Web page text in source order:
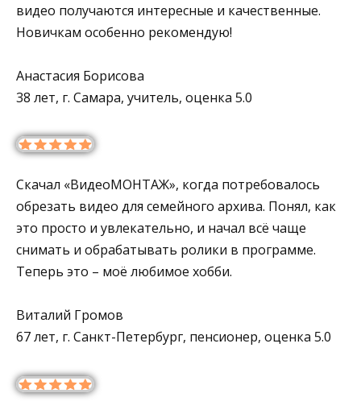
видео получаются интересные и качественные.
Новичкам особенно рекомендую!
Анастасия Борисова
38 лет, г. Самара, учитель, оценка 5.0
Скачал «ВидеоМОНТАЖ», когда потребовалось
обрезать видео для семейного архива. Понял, как
это просто и увлекательно, и начал всё чаще
снимать и обрабатывать ролики в программе.
Теперь это – моё любимое хобби.
Виталий Громов
67 лет, г. Санкт-Петербург, пенсионер, оценка 5.0